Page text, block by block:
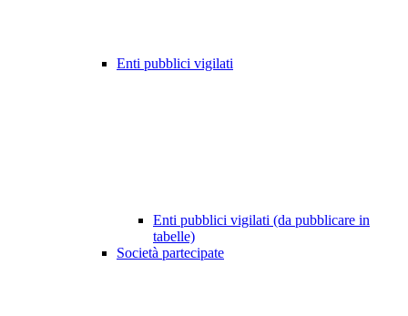
Enti pubblici vigilati
Enti pubblici vigilati (da pubblicare in
tabelle)
Società partecipate